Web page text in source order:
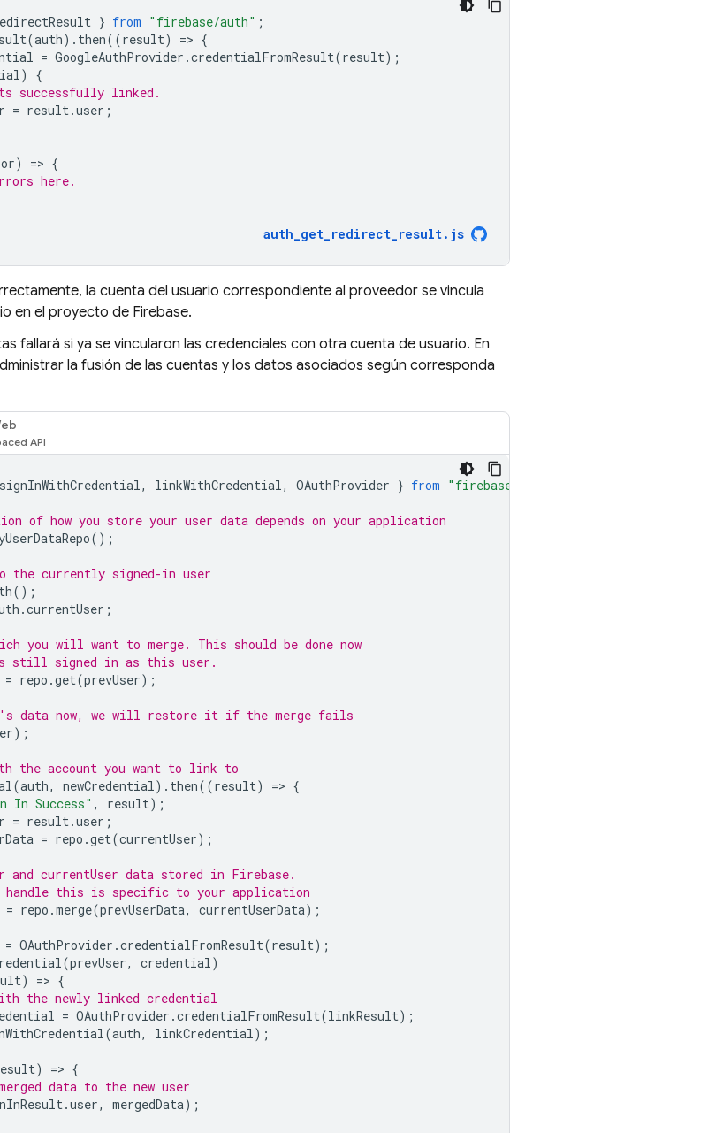
} from "firebase/auth" ;
(auth). then((result) => {
= GoogleAuthProvider .credentialFromResult(result);
)
{
successfully linked.
= result.user ;
) => {
here.
auth_get_redirect_result. js
la cuenta del usuario correspondiente al proveedor se vincula
en el proyecto de Firebase.
fallará si ya se vincularon las credenciales con otra cuenta de usuario. En
la fusión de las cuentas y los datos asociados según corresponda
signInWithCredential, linkWithCredential, OAuthProvider } from "firebase/auth"
of how you store your user data depends on your application
();
the currently signed-in user
();
.currentUser ;
you will want to merge. This should be done now
still signed in as this user.
= repo .get(prevUser);
data now, we will restore it if the merge fails
);
the account you want to link to
(auth, newCredential). then((result) => {
In Success" , result);
= result.user ;
= repo .get(currentUser);
and currentUser data stored in Firebase.
handle this is specific to your application
= repo .merge(prevUserData, currentUserData);
= OAuthProvider .credentialFromResult(result);
(prevUser, credential)
) => {
the newly linked credential
= OAuthProvider .credentialFromResult(linkResult);
(auth, linkCredential);
) => {
data to the new user
.user, mergedData);